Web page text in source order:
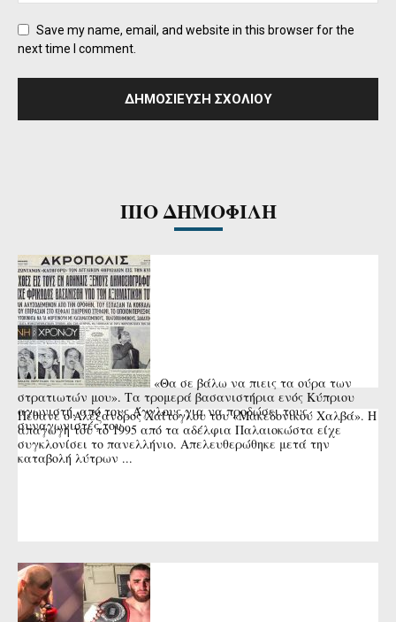
Save my name, email, and website in this browser for the
next time I comment.
ΠΙΟ ΔΗΜΟΦΙΛΗ
«Θα σε βάλω να πιεις τα ούρα των
στρατιωτών μου». Τα τρομερά βασανιστήρια ενός Κύπριου
αγωνιστή, από τους Άγγλους για να προδώσει τους
συναγωνιστές του
Πέθανε ο Αλέξανδρος Χαΐτογλου του «Μακεδονικού Χαλβά». Η
απαγωγή του το 1995 από τα αδέλφια Παλαιοκώστα είχε
συγκλονίσει το πανελλήνιο. Απελευθερώθηκε μετά την
καταβολή λύτρων ...